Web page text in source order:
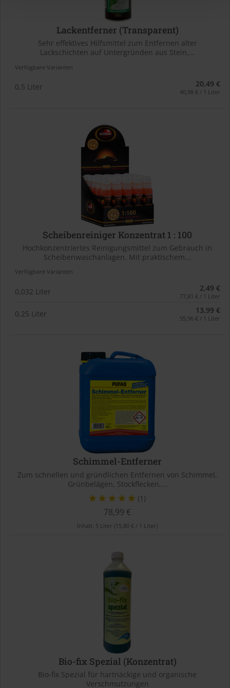
Lackentferner (Transparent)
Sehr effektives Hilfsmittel zum Entfernen alter
Lackschichten auf Untergründen aus Stein,...
Verfügbare Varianten
0,5 Liter 20,49 €
40,98 € / 1 Liter
Scheibenreiniger Konzentrat 1 : 100
Hochkonzentriertes Reinigungsmittel zum Gebrauch in
Scheibenwaschanlagen. Mit praktischem...
Verfügbare Varianten
0,032 Liter 2,49 €
77,81 € / 1 Liter
0,25 Liter 13,99 €
55,96 € / 1 Liter
Schimmel-Entferner
Zum schnellen und gründlichen Entfernen von Schimmel,
Grünbelägen, Stockflecken,...
(1)
78,99 €
Inhalt: 5 Liter (15,80 € / 1 Liter)
Bio-fix Spezial (Konzentrat)
Bio-fix Spezial für hartnäckige und organische
Verschmutzungen